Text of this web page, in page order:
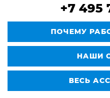
+7 495
ПОЧЕМУ
НАШИ
ВЕСЬ